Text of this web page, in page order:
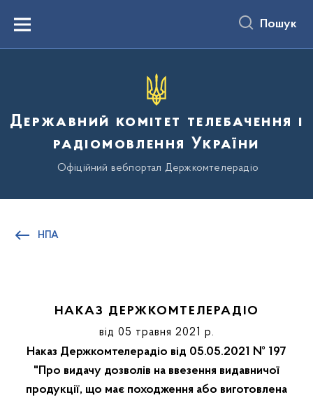
вмістуMenu Пошук
Державний комітет телебачення і
радіомовлення України
Офіційний вебпортал Держкомтелерадіо
НПА
НАКАЗ ДЕРЖКОМТЕЛЕРАДІО
від 05 травня 2021 р.
Наказ Держкомтелерадіо від 05.05.2021 № 197
"Про видачу дозволів на ввезення видавничої
продукції, що має походження або виготовлена